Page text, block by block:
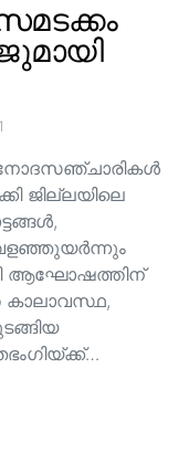
ജില്ലയിലെ
ആഘോഷത്തിന്